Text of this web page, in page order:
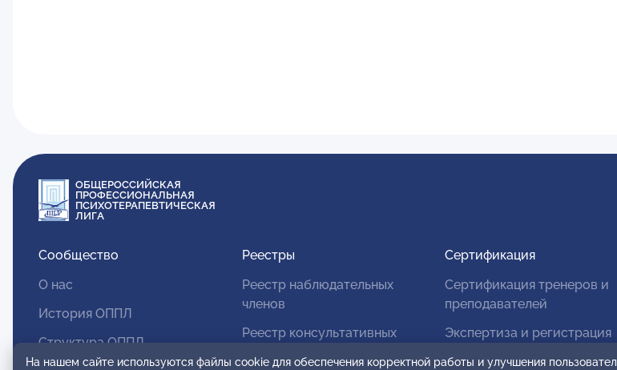
ОБЩЕРОССИЙСКАЯ
ПРОФЕССИОНАЛЬНАЯ
ПСИХОТЕРАПЕВТИЧЕСКАЯ
ЛИГА
Сообщество
О нас
История ОППЛ
Структура ОППЛ
Реестры
Реестр наблюдательных
членов
Реестр консультативных
Сертификация
Сертификация тренеров и
преподавателей
Экспертиза и регистрация
На нашем сайте используются файлы cookie для обеспечения корректной работы и улучшения